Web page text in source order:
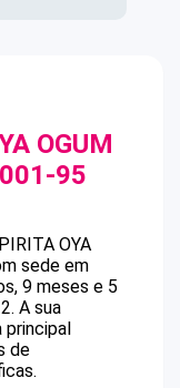
OGUM
95
OYA
sede em
9 meses e 5
A sua
principal
de